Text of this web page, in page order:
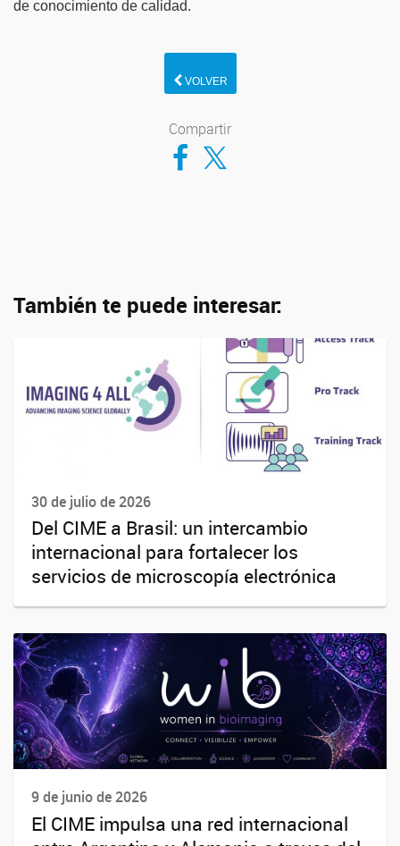
de conocimiento de calidad.
VOLVER
Compartir
Compartir en Facebook
Compartir en Twitter
También te puede interesar:
30 de julio de 2026
Del CIME a Brasil: un intercambio
internacional para fortalecer los
servicios de microscopía electrónica
9 de junio de 2026
El CIME impulsa una red internacional